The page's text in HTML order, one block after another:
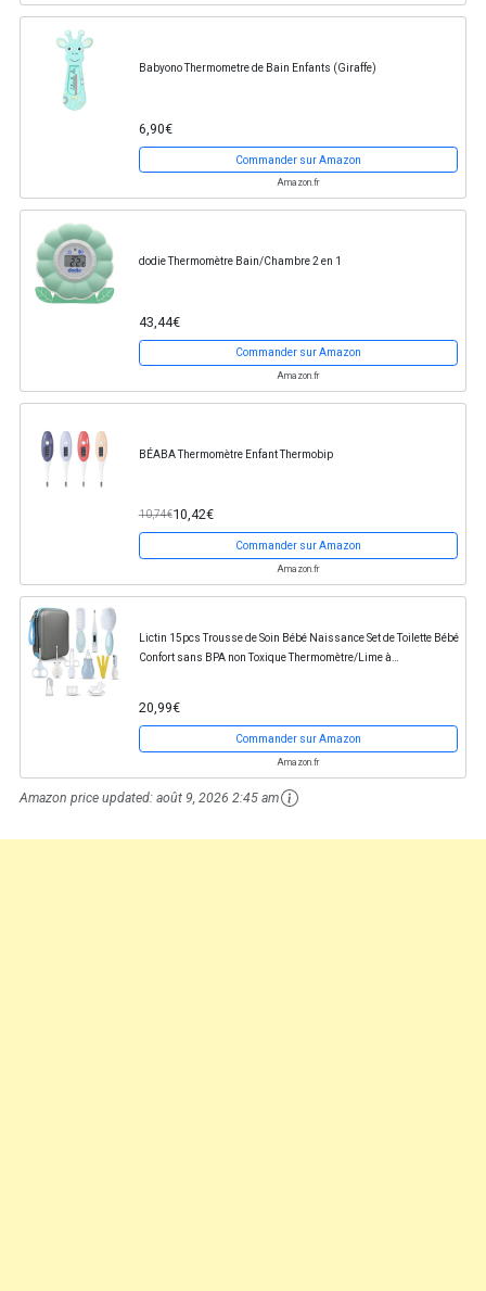
Babyono Thermometre de Bain Enfants (Giraffe)
6,90€
Commander sur Amazon
Amazon.fr
dodie Thermomètre Bain/Chambre 2 en 1
43,44€
Commander sur Amazon
Amazon.fr
BÉABA Thermomètre Enfant Thermobip
10,74€10,42€
Commander sur Amazon
Amazon.fr
Lictin 15pcs Trousse de Soin Bébé Naissance Set de Toilette Bébé
Confort sans BPA non Toxique Thermomètre/Lime à
20,99€
Commander sur Amazon
Amazon.fr
Amazon price updated: août 9, 2026 2:45 am